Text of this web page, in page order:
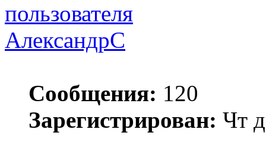
АлександрС
Сообщения: 120
Зарегистрирован: Чт